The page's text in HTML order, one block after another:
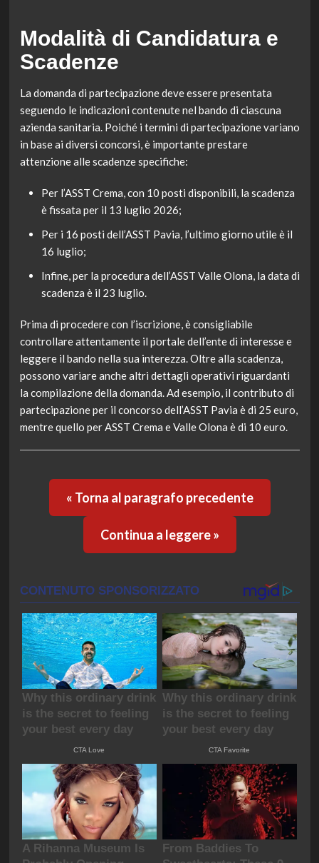
Modalità di Candidatura e
Scadenze
La domanda di partecipazione deve essere presentata
seguendo le indicazioni contenute nel bando di ciascuna
azienda sanitaria. Poiché i termini di partecipazione variano
in base ai diversi concorsi, è importante prestare
attenzione alle scadenze specifiche:
Per l’ASST Crema, con 10 posti disponibili, la scadenza
è fissata per il 13 luglio 2026;
Per i 16 posti dell’ASST Pavia, l’ultimo giorno utile è il
16 luglio;
Infine, per la procedura dell’ASST Valle Olona, la data di
scadenza è il 23 luglio.
Prima di procedere con l’iscrizione, è consigliabile
controllare attentamente il portale dell’ente di interesse e
leggere il bando nella sua interezza. Oltre alla scadenza,
possono variare anche altri dettagli operativi riguardanti
la compilazione della domanda. Ad esempio, il contributo di
partecipazione per il concorso dell’ASST Pavia è di 25 euro,
mentre quello per ASST Crema e Valle Olona è di 10 euro.
« Torna al paragrafo precedente
Continua a leggere »